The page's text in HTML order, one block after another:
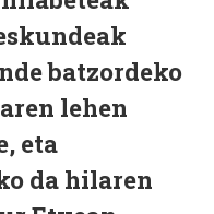
batzordeko
lehen
eta
da hilaren